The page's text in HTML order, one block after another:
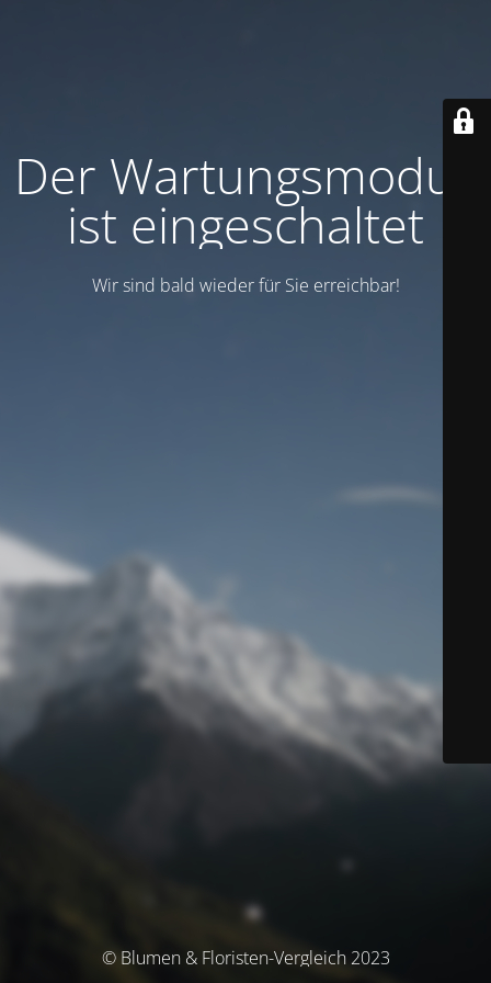
Der Wartungsmodus
ist eingeschaltet
Wir sind bald wieder für Sie erreichbar!
© Blumen & Floristen-Vergleich 2023